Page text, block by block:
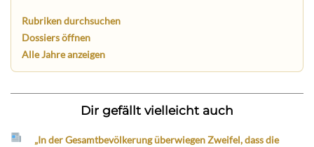
Rubriken durchsuchen
Dossiers öffnen
Alle Jahre anzeigen
Dir gefällt vielleicht auch
„In der Gesamtbevölkerung überwiegen Zweifel, dass die